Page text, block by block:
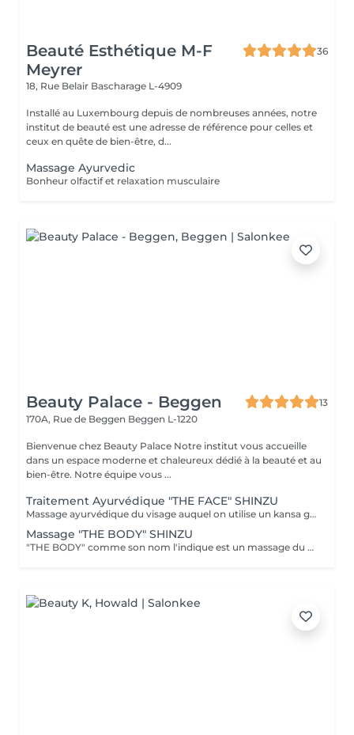
Beauté Esthétique M-F
Meyrer
36
18, Rue Belair Bascharage L-4909
Installé au Luxembourg depuis de nombreuses années, notre
institut de beauté est une adresse de référence pour celles et
ceux en quête de bien-être, d...
Massage Ayurvedic
Bonheur olfactif et relaxation musculaire
Beauty Palace - Beggen
13
170A, Rue de Beggen Beggen L-1220
Bienvenue chez Beauty Palace Notre institut vous accueille
dans un espace moderne et chaleureux dédié à la beauté et au
bien-être. Notre équipe vous ...
Traitement Ayurvédique "THE FACE" SHINZU
Massage ayurvédique du visage auquel on utilise un kansa guérisseur de L'Inde. Celui-ci permet de rééquilibrer les énergies au corps, agit sur des points d'acupression pour améliorer la circulation, détendre les muscles, drainer, anti-stresse et raffermir l'ovale du visage. Résultats: *Détente *Peau lumineuse *Amélioration du tonus musculaire *Diminution des tensions faciales *Améliore les maux de tête *Anti-stress *Draine
Massage "THE BODY" SHINZU
"THE BODY" comme son nom l'indique est un massage du corps complet. (Cuir chevelu compris) Pratiqué à l'aide de KANSAS rugueux (métal guérisseur de l'inde) Voici ce que ce massage vous apportera: *Une meilleur oxygénation et circulation du sang *Il réactivera vos capacités, concentration et clarté mentale *Il améliorera vos défenses immunitaires *Il détoxifiera votre corps (drainage) *Il aidera à la régulation du sommeil *Il soulagera les tensions de la vie quotidienne *Il rééquilibrera vos énergies